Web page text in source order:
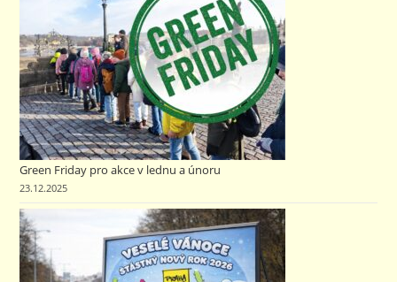
Green Friday pro akce v lednu a únoru
23.12.2025